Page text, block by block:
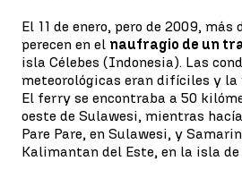
El 11 de enero, pero de 2009, más
perecen en el naufragio de un
isla Célebes (Indonesia). Las
meteorológicas eran difíciles y
El ferry se encontraba a 50
oeste de Sulawesi, mientras
Pare Pare, en Sulawesi, y
Kalimantan del Este, en la isla de